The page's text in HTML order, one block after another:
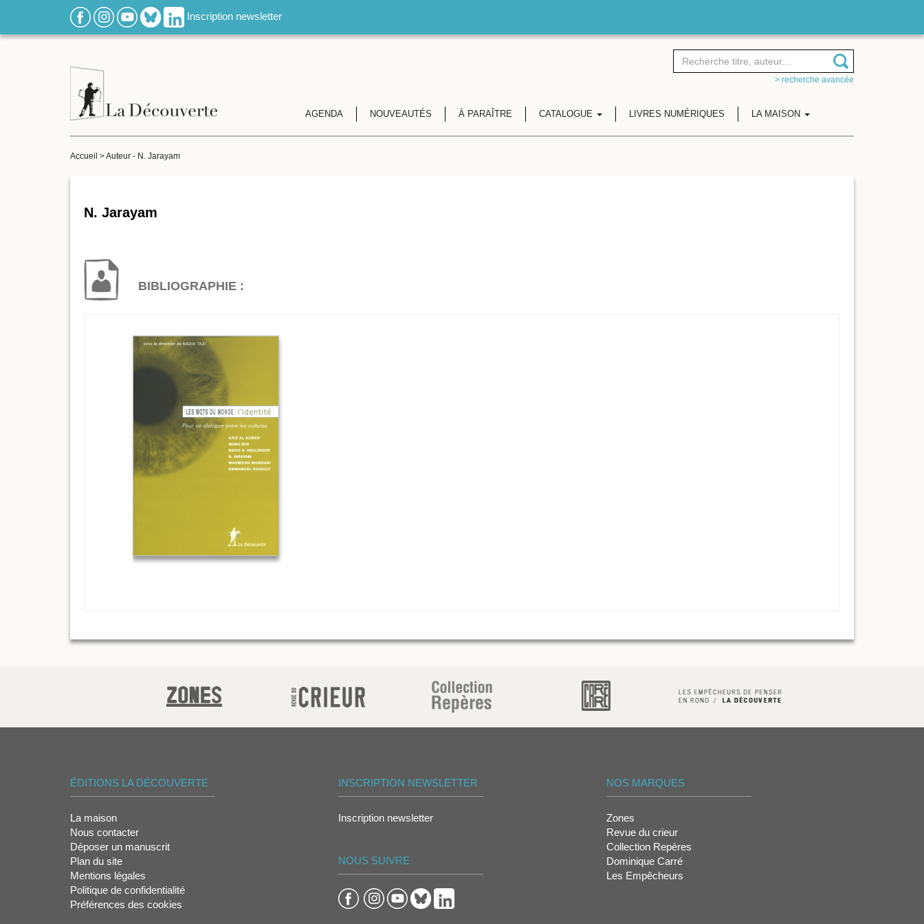
Inscription newsletter
> recherche avancée
AGENDA NOUVEAUTÉS À PARAÎTRE CATALOGUE LIVRES NUMÉRIQUES LA MAISON
Accueil >Auteur - N. Jarayam
N. Jarayam
BIBLIOGRAPHIE :
ÉDITIONS LA DÉCOUVERTE
La maison
Nous contacter
Déposer un manuscrit
Plan du site
Mentions légales
Politique de confidentialité
Préférences des cookies
INSCRIPTION NEWSLETTER
Inscription newsletter
NOUS SUIVRE
NOS MARQUES
Zones
Revue du crieur
Collection Repères
Dominique Carré
Les Empêcheurs